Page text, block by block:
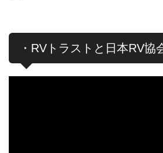
・RVトラストと日本RV協